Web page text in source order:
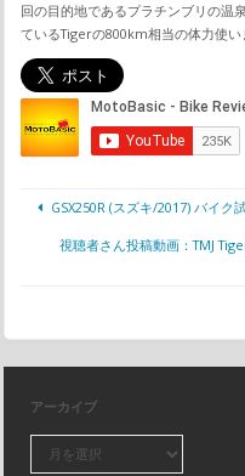
回の目的地であるプラチンブリの温
ているTigerの800km相当の体力使い
GSX250R (スズキ/2017) バイク
視聴者さん投稿動画：TMJ
アーカイブ